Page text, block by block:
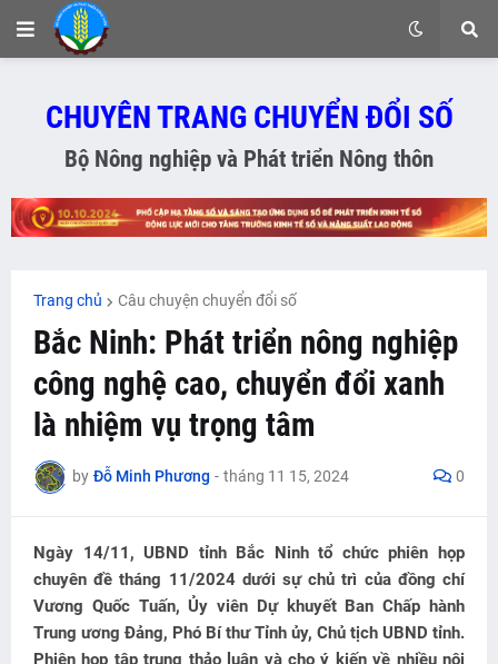
CHUYÊN TRANG CHUYỂN ĐỔI SỐ
Bộ Nông nghiệp và Phát triển Nông thôn
Trang chủ Câu chuyện chuyển đổi số
Bắc Ninh: Phát triển nông nghiệp
công nghệ cao, chuyển đổi xanh
là nhiệm vụ trọng tâm
by Đỗ Minh Phương - tháng 11 15, 2024 0
Ngày 14/11, UBND tỉnh Bắc Ninh tổ chức phiên họp
chuyên đề tháng 11/2024 dưới sự chủ trì của đồng chí
Vương Quốc Tuấn, Ủy viên Dự khuyết Ban Chấp hành
Trung ương Đảng, Phó Bí thư Tỉnh ủy, Chủ tịch UBND tỉnh.
Phiên họp tập trung thảo luận và cho ý kiến về nhiều nội